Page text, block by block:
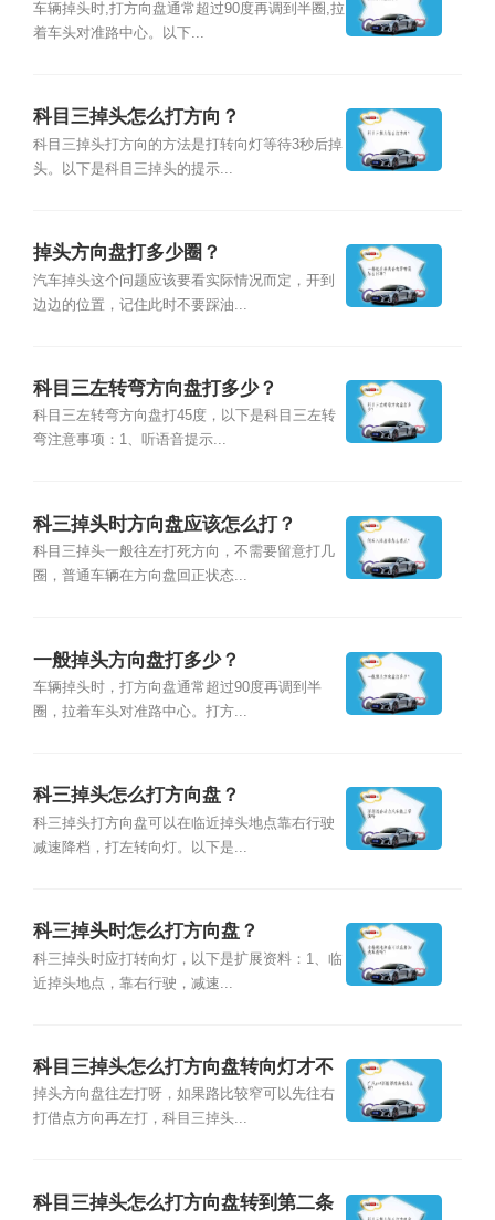
车辆掉头时,打方向盘通常超过90度再调到半圈,拉
着车头对准路中心。以下...
科目三掉头怎么打方向？
科目三掉头打方向的方法是打转向灯等待3秒后掉
头。以下是科目三掉头的提示...
掉头方向盘打多少圈？
汽车掉头这个问题应该要看实际情况而定，开到
边边的位置，记住此时不要踩油...
科目三左转弯方向盘打多少？
科目三左转弯方向盘打45度，以下是科目三左转
弯注意事项：1、听语音提示...
科三掉头时方向盘应该怎么打？
科目三掉头一般往左打死方向，不需要留意打几
圈，普通车辆在方向盘回正状态...
一般掉头方向盘打多少？
车辆掉头时，打方向盘通常超过90度再调到半
圈，拉着车头对准路中心。打方...
科三掉头怎么打方向盘？
科三掉头打方向盘可以在临近掉头地点靠右行驶
减速降档，打左转向灯。以下是...
科三掉头时怎么打方向盘？
科三掉头时应打转向灯，以下是扩展资料：1、临
近掉头地点，靠右行驶，减速...
科目三掉头怎么打方向盘转向灯才不
会关?
掉头方向盘往左打呀，如果路比较窄可以先往右
打借点方向再左打，科目三掉头...
科目三掉头怎么打方向盘转到第二条